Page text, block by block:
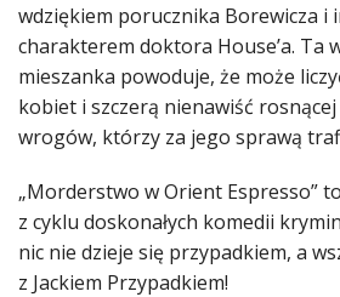
wdziękiem porucznika Borewicza i
charakterem doktora House’a. Ta
mieszanka powoduje, że może
kobiet i szczerą nienawiść
wrogów, którzy za jego sprawą
„Morderstwo w Orient Espresso”
z cyklu doskonałych komedii
nic nie dzieje się przypadkiem, a
z Jackiem Przypadkiem!